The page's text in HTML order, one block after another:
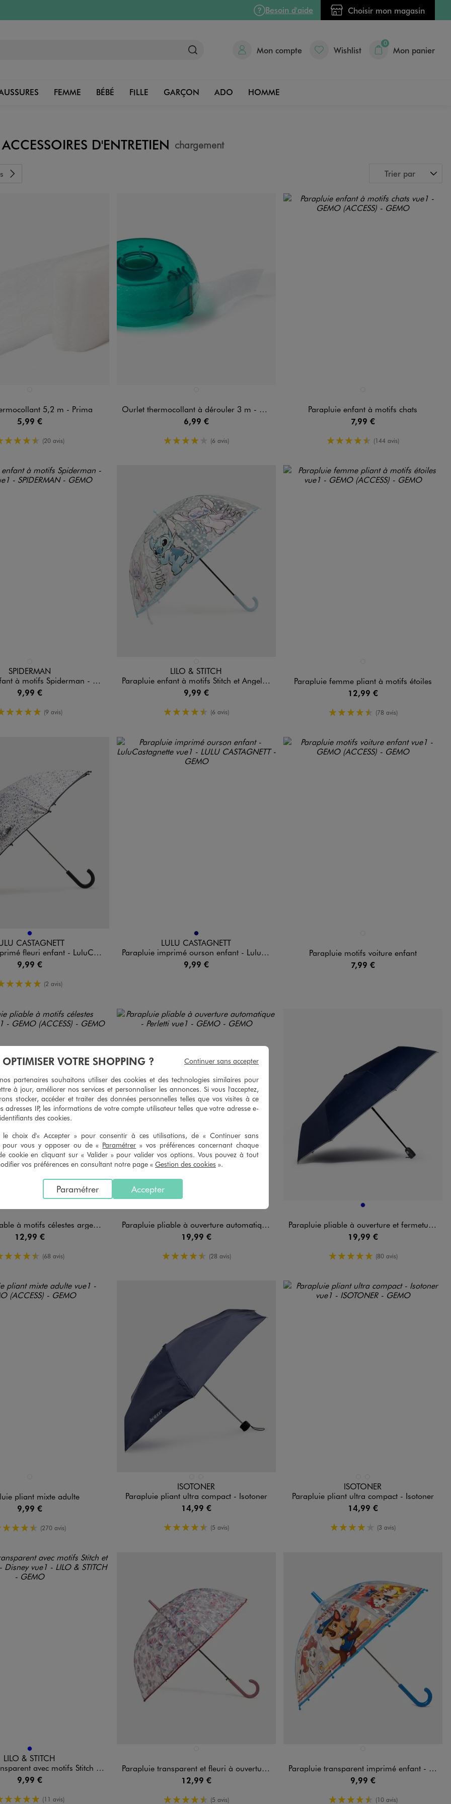
Besoin d'aide Choisir mon magasin
Mon compte Wishlist
0
Mon panier
FEMME BÉBÉ FILLE GARÇON ADO HOMME
ACCESSOIRES D'ENTRETIEN chargement
Trier par
5,2 m - Prima
5,99 €
4.5/5 de moyenne
(20 avis)
Ourlet thermocollant à dérouler 3 m - Prima
6,99 €
4/5 de moyenne
(6 avis)
Parapluie enfant à motifs chats
7,99 €
4.5/5 de moyenne
(144 avis)
SPIDERMAN
à motifs Spiderman - Marvel
9,99 €
5/5 de moyenne
(9 avis)
LILO & STITCH
Parapluie enfant à motifs Stitch et Angel - Disney
9,99 €
4.5/5 de moyenne
(6 avis)
Parapluie femme pliant à motifs étoiles
12,99 €
4.5/5 de moyenne
(78 avis)
1 colorisBLEU
CASTAGNETT
fleuri enfant - LuluCastagnette
9,99 €
5/5 de moyenne
(2 avis)
Disponible en 1 colorisMARINE
LULU CASTAGNETT
Parapluie imprimé ourson enfant - LuluCastagnette
9,99 €
Parapluie motifs voiture enfant
7,99 €
1 coloris
à motifs célestes argentés
12,99 €
4.5/5 de moyenne
(68 avis)
Disponible en 1 coloris
Parapluie pliable à ouverture automatique - Perletti
19,99 €
4.5/5 de moyenne
(28 avis)
Disponible en 1 colorisBLEU FONCE
Parapluie pliable à ouverture et fermeture automatiques - Perletti
19,99 €
5/5 de moyenne
(80 avis)
pliant mixte adulte
9,99 €
4.5/5 de moyenne
(270 avis)
ISOTONER
Parapluie pliant ultra compact - Isotoner
14,99 €
4.5/5 de moyenne
(5 avis)
ISOTONER
Parapluie pliant ultra compact - Isotoner
14,99 €
4/5 de moyenne
(3 avis)
1 colorisBLEU
LILO & STITCH
avec motifs Stitch et Angel enfant - Disney
9,99 €
5/5 de moyenne
(11 avis)
Parapluie transparent et fleuri à ouverture automatique adulte - Perletti
12,99 €
4.5/5 de moyenne
(5 avis)
Parapluie transparent imprimé enfant - La Pat'Patrouille
9,99 €
4.5/5 de moyenne
(10 avis)
OPTIMISER VOTRE SHOPPING ?
partenaires souhaitons utiliser des cookies et des technologies similaires pour
à jour, améliorer nos services et personnaliser les annonces. Si vous l'acceptez,
stocker, accéder et traiter des données personnelles telles que vos visites à ce
adresses IP, les informations de votre compte utilisateur telles que votre adresse e-
des cookies.
le choix d'« Accepter » pour consentir à ces utilisations, de « Continuer sans
pour vous y opposer ou de « Paramétrer » vos préférences concernant chaque
cookie en cliquant sur « Valider » pour valider vos options. Vous pouvez à tout
vos préférences en consultant notre page « Gestion des cookies ».
Accepter
Paramétrer
Continuer sans accepter